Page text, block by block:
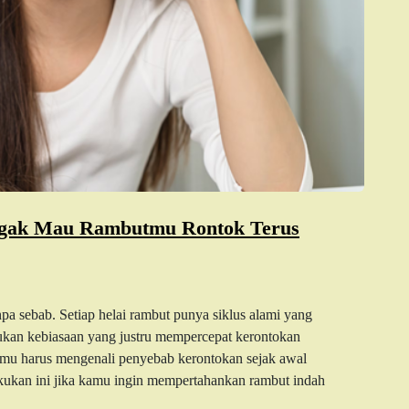
Mau Rambutmu Rontok Terus
sebab. Setiap helai rambut punya siklus alami yang
kebiasaan yang justru mempercepat kerontokan
harus mengenali penyebab kerontokan sejak awal
ini jika kamu ingin mempertahankan rambut indah